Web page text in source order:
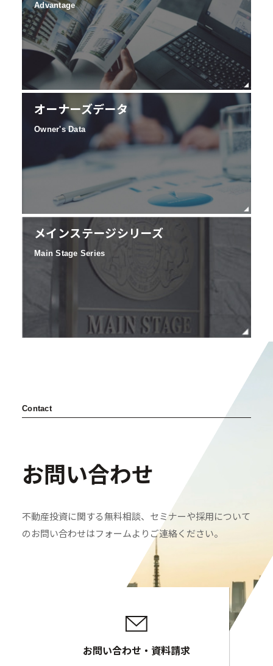
Advantage
オーナーズデータ
Owner's Data
メインステージシリーズ
Main Stage Series
Contact
お問い合わせ
不動産投資に関する無料相談、セミナーや採用について
のお問い合わせはフォームよりご連絡ください。
お問い合わせ・資料請求